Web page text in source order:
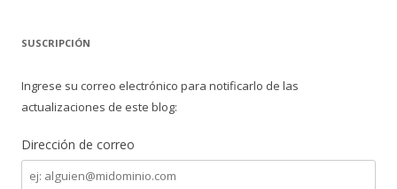
SUSCRIPCIÓN
Ingrese su correo electrónico para notificarlo de las
actualizaciones de este blog:
Dirección de correo
Dirección
de